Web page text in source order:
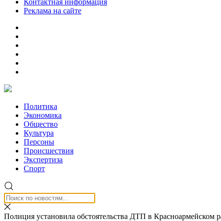
Контактная информация
Реклама на сайте
Политика
Экономика
Общество
Культура
Персоны
Происшествия
Экспертиза
Спорт
Полиция установила обстоятельства ДТП в Красноармейском